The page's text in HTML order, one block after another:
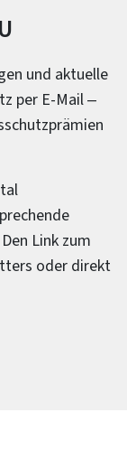
und aktuelle
per E-Mail –
Link zum
oder direkt